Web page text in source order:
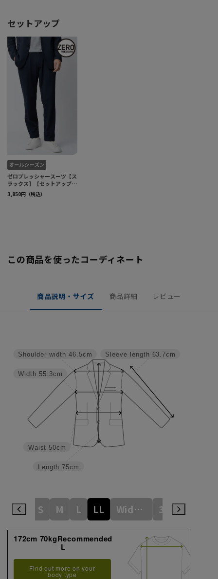
この商品を使ったコーディネート
商品説明・サイズ 商品詳細 レビュー
Sleeve length 63.7cm
Length 75cm
Waist 50cm
Width 55.3cm
Shoulder width 46.5cm
S M L LL WideM 3L WideL
172cm 70kgRecommended
L
Find out more on your
body type